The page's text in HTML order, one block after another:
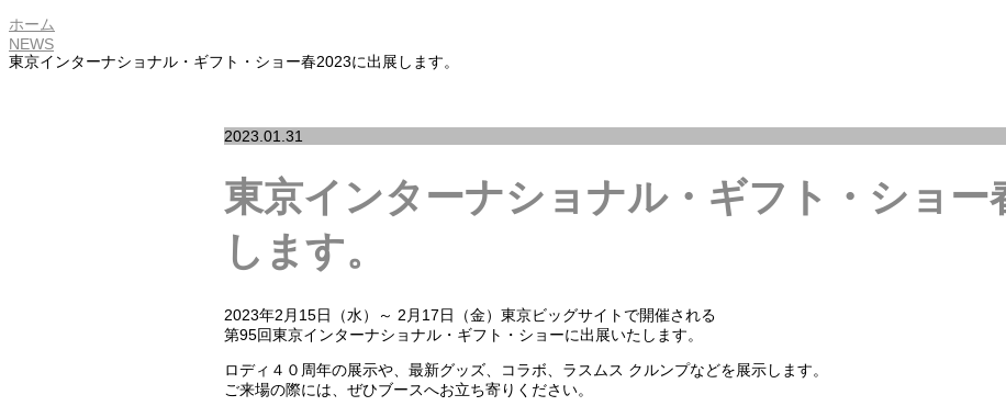
ホーム
NEWS
東京インターナショナル・ギフト・ショー春2023に出展します。
2023.01.31
東京インターナショナル・ギフト・ショー
します。
2023年2月15日（水）～ 2月17日（金）東京ビッグサイトで開催される
第95回東京インターナショナル・ギフト・ショーに出展いたします。
ロディ４０周年の展示や、最新グッズ、コラボ、ラスムス クルンプなどを展示します。
ご来場の際には、ぜひブースへお立ち寄りください。